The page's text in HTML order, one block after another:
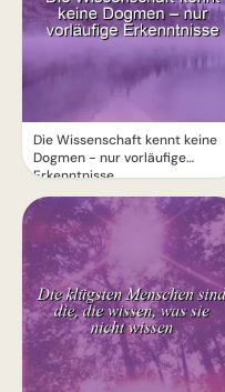
Die Wissenschaft kennt keine
Dogmen - nur vorläufige
Erkenntnisse